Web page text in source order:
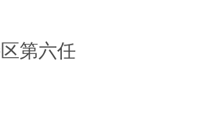
第六任